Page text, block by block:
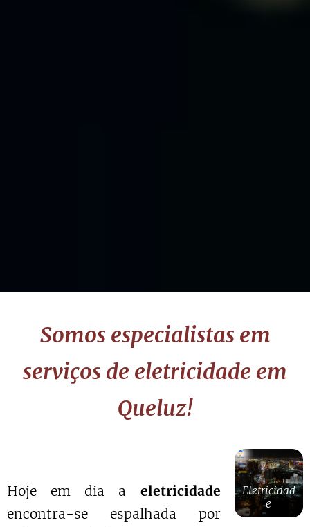
Somos especialistas em
serviços de eletricidade em
Queluz!
Eletricidad
e
Hoje em dia a eletricidade
encontra-se espalhada por